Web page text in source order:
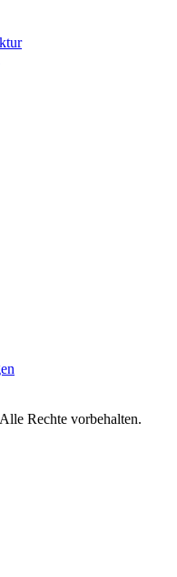
Rechte vorbehalten.